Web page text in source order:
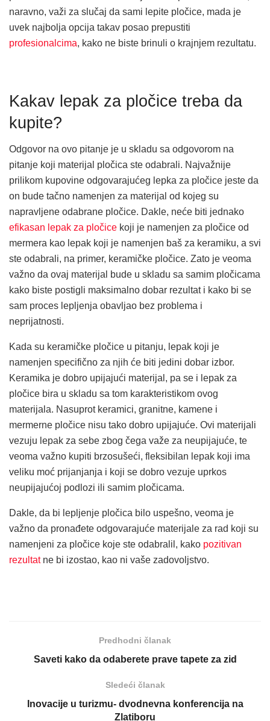
naravno, važi za slučaj da sami lepite pločice, mada je
uvek najbolja opcija takav posao prepustiti
profesionalcima, kako ne biste brinuli o krajnjem rezultatu.
Kakav lepak za pločice treba da
kupite?
Odgovor na ovo pitanje je u skladu sa odgovorom na
pitanje koji materijal pločica ste odabrali. Najvažnije
prilikom kupovine odgovarajućeg lepka za pločice jeste da
on bude tačno namenjen za materijal od kojeg su
napravljene odabrane pločice. Dakle, neće biti jednako
efikasan lepak za pločice koji je namenjen za pločice od
mermera kao lepak koji je namenjen baš za keramiku, a svi
ste odabrali, na primer, keramičke pločice. Zato je veoma
važno da ovaj materijal bude u skladu sa samim pločicama
kako biste postigli maksimalno dobar rezultat i kako bi se
sam proces lepljenja obavljao bez problema i
neprijatnosti.
Kada su keramičke pločice u pitanju, lepak koji je
namenjen specifično za njih će biti jedini dobar izbor.
Keramika je dobro upijajući materijal, pa se i lepak za
pločice bira u skladu sa tom karakteristikom ovog
materijala. Nasuprot keramici, granitne, kamene i
mermerne pločice nisu tako dobro upijajuće. Ovi materijali
vezuju lepak za sebe zbog čega važe za neupijajuće, te
veoma važno kupiti brzosušeći, fleksibilan lepak koji ima
veliku moć prijanjanja i koji se dobro vezuje uprkos
neupijajućoj podlozi ili samim pločicama.
Dakle, da bi lepljenje pločica bilo uspešno, veoma je
važno da pronađete odgovarajuće materijale za rad koji su
namenjeni za pločice koje ste odabralil, kako pozitivan
rezultatne bi izostao, kao ni vaše zadovoljstvo.
Predhodni članak
Saveti kako da odaberete prave tapete za zid
Sledeći članak
Inovacije u turizmu- dvodnevna konferencija na
Zlatiboru